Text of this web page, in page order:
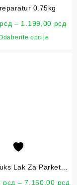
0.75kg
рсд – 1.199,00 рсд
opcije
Lak Za Parket
рсд – 7.150,00 рсд